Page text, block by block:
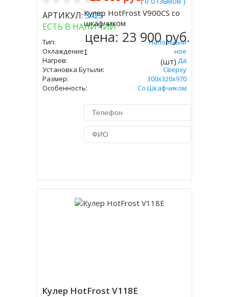
АРТИКУЛ:3425
ЕСТЬ В НАЛИЧИИ
Тип:
Напольный
Охлаждение:
Компрессорное
Нагрев:
Да
Установка Бутыли:
Сверху
Размер:
300х320х970
Особенность:
Со Шкафчиком
Купить
Кулер HotFrost V900CS со
шкафчиком
цена: 23 900 руб.
(шт)
Кулер HotFrost V118E